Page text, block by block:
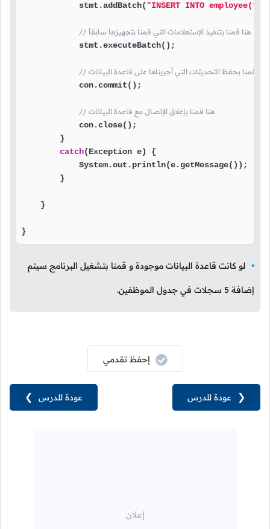
            stmt.addBatch(
"INSERT INTO
// هنا قمنا بتنفيذ الإستعلامات التي قمنا بتجهيزها سابقاً
            stmt.executeBatch();
// هنا قمنا بحفظ التحديثات التي أجريناها على قاعدة البيانات
            con.commit();
// هنا قمنا بإغلاق الإتصال مع قاعدة البيانات
            con.close();
        }
catch(Exception e) {
            System.out.println(e.getMessage());
        }
    }
}
لو كانت قاعدة البيانات موجودة و قمنا بتشغيل البرنامج سيتم
إضافة 5 سجلات في جدول الموظفين.
عودة للدرس ❯
إحفظ تقدمي
❮ عودة للدرس